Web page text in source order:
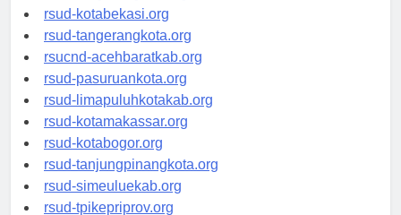
rsud-tangerangkab.org
rsud-kotabekasi.org
rsud-tangerangkota.org
rsucnd-acehbaratkab.org
rsud-pasuruankota.org
rsud-limapuluhkotakab.org
rsud-kotamakassar.org
rsud-kotabogor.org
rsud-tanjungpinangkota.org
rsud-simeuluekab.org